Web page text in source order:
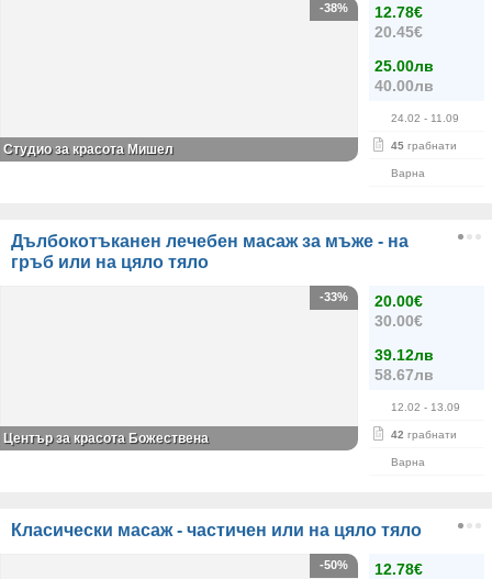
12.78€
20.45€
25.00лв
40.00лв
24.02 - 11.09
45 грабнати
Варна
-38%
Студио за красота Мишел
Дълбокотъканен лечебен масаж за мъже - на
гръб или на цяло тяло
20.00€
30.00€
39.12лв
58.67лв
12.02 - 13.09
42 грабнати
Варна
-33%
Център за красота Божествена
Класически масаж - частичен или на цяло тяло
12.78€
-50%